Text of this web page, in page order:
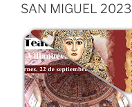
SAN MIGUEL 2023